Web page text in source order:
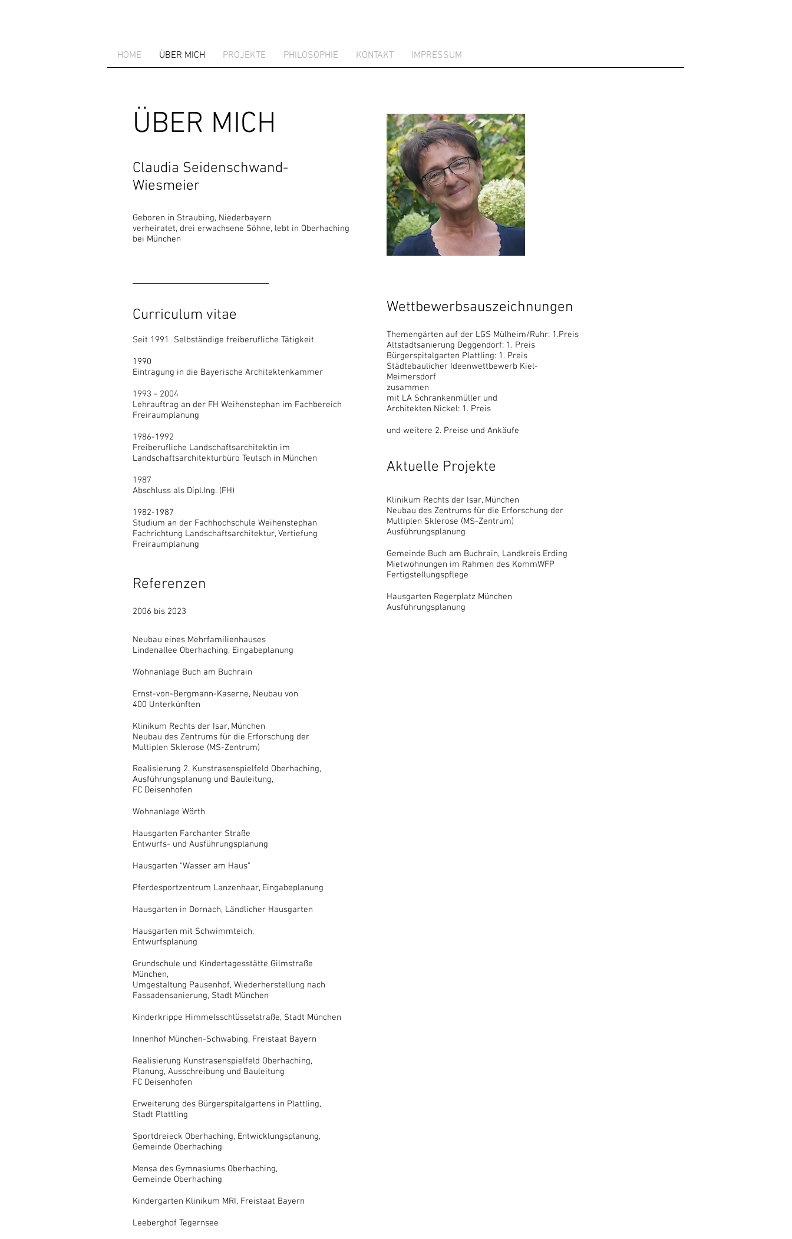
HOME ÜBER MICH PROJEKTE PHILOSOPHIE KONTAKT IMPRESSUM
ÜBER MICH
Claudia Seidenschwand-
Wiesmeier
Geboren in Straubing, Niederbayern
verheiratet, drei erwachsene Söhne, lebt in Oberhaching
bei München
Curriculum vitae
Seit 1991 Selbständige freiberufliche Tätigkeit
1990
Eintragung in die Bayerische Architektenkammer
1993 - 2004
Lehrauftrag an der FH Weihenstephan im Fachbereich
Freiraumplanung
1986-1992
Freiberufliche Landschaftsarchitektin im
Landschaftsarchitekturbüro Teutsch in München
1987
Abschluss als Dipl.Ing. (FH)
1982-1987
Studium an der Fachhochschule Weihenstephan
Fachrichtung Landschaftsarchitektur, Vertiefung
Freiraumplanung
Referenzen
2006 bis 2023
Neubau eines Mehrfamilienhauses
Lindenallee Oberhaching, Eingabeplanung
Wohnanlage Buch am Buchrain
Ernst-von-Bergmann-Kaserne, Neubau von
400 Unterkünften
Klinikum Rechts der Isar, München
Neubau des Zentrums für die Erforschung der
Multiplen Sklerose (MS-Zentrum)
Realisierung 2. Kunstrasenspielfeld Oberhaching,
Ausführungsplanung und Bauleitung,
FC Deisenhofen
Wohnanlage Wörth
Hausgarten Farchanter Straße
Entwurfs- und Ausführungsplanung
Hausgarten "Wasser am Haus"
Pferdesportzentrum Lanzenhaar, Eingabeplanung
Hausgarten in Dornach, Ländlicher Hausgarten
Hausgarten mit Schwimmteich,
Entwurfsplanung
Grundschule und Kindertagesstätte Gilmstraße
München,
Umgestaltung Pausenhof, Wiederherstellung nach
Fassadensanierung, Stadt München
Kinderkrippe Himmelsschlüsselstraße, Stadt München
Innenhof München-Schwabing, Freistaat Bayern
Realisierung Kunstrasenspielfeld Oberhaching,
Planung, Ausschreibung und Bauleitung
FC Deisenhofen
Erweiterung des Bürgerspitalgartens in Plattling,
Stadt Plattling
Sportdreieck Oberhaching, Entwicklungsplanung,
Gemeinde Oberhaching
Mensa des Gymnasiums Oberhaching,
Gemeinde Oberhaching
Kindergarten Klinikum MRI, Freistaat Bayern
Leeberghof Tegernsee
Wettbewerbsauszeichnungen
Themengärten auf der LGS Mülheim/Ruhr: 1.Preis
Altstadtsanierung Deggendorf: 1. Preis
Bürgerspitalgarten Plattling: 1. Preis
Städtebaulicher Ideenwettbewerb Kiel-
Meimersdorf
zusammen
mit LA Schrankenmüller und
Architekten Nickel: 1. Preis
und weitere 2. Preise und Ankäufe
Aktuelle Projekte
Klinikum Rechts der Isar, München
Neubau des Zentrums für die Erforschung der
Multiplen Sklerose (MS-Zentrum)
Ausführungsplanung
Gemeinde Buch am Buchrain, Landkreis Erding
Mietwohnungen im Rahmen des KommWFP
Fertigstellungspflege
Hausgarten Regerplatz München
Ausführungsplanung